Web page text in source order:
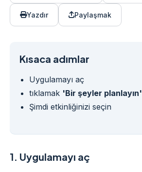
Yazdır Paylaşmak
Kısaca adımlar
Uygulamayı aç
tıklamak 'Bir şeyler planlayın'
Şimdi etkinliğinizi seçin
1. Uygulamayı aç